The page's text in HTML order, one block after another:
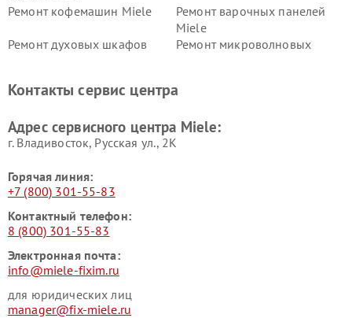
Ремонт кофемашин Miele
Ремонт варочных панелей
Miele
Ремонт духовых шкафов
Ремонт микроволновых
Miele
Miele
пылесосов Miele
Контакты сервис центра
Адрес сервисного центра Miele:
г. Владивосток, Русская ул., 2К
Горячая линия:
+7 (800) 301-55-83
Контактный телефон:
8 (800) 301-55-83
Электронная почта:
info@miele-fixim.ru
для юридических лиц
manager@fix-miele.ru